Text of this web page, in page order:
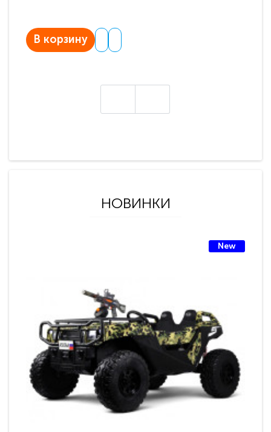
В корзину
НОВИНКИ
New